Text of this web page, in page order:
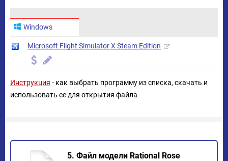
Windows
Microsoft Flight Simulator X Steam Edition
Инструкция - как выбрать программу из списка, скачать и
использовать ее для открытия файла
5. Файл модели Rational Rose